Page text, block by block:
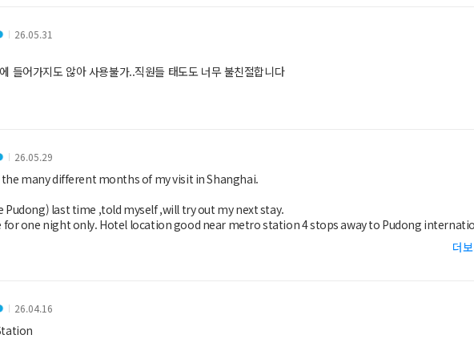
26.05.31
들어가지도 않아 사용불가..직원들 태도도 너무 불친절합니다
26.05.29
Pudong) last time ,told myself ,will try out my next stay.
fruits n amenities. That's
good . Anyway won't be in room most of the time. Lift / room corridors need to enhance of
strong.
더
26.04.16